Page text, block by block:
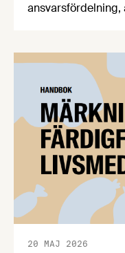
ansvarsfördelning,
krig. Det visar en
produktionen av
tid när
beredskapen.
20 MAJ 2026